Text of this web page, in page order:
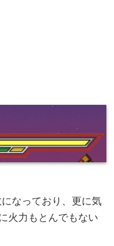
なっており、更に気
火力もとんでもない